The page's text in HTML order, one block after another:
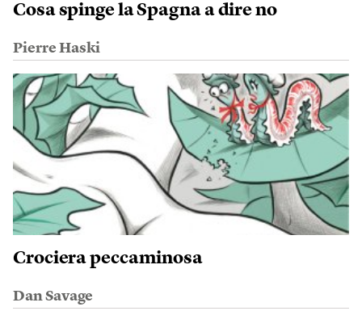
Cosa spinge la Spagna a dire no
Pierre Haski
Crociera peccaminosa
Dan Savage